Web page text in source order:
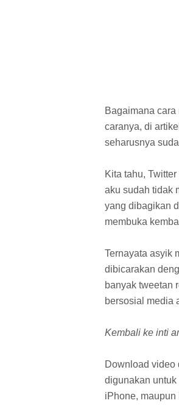
Bagaimana
caranya, di
seharusnya
Kita tahu,
aku sudah tidak
yang dibagikan
membuka
Ternayata asyik
dibicarakan
banyak tweetan
bersosial media
Kembali ke inti
Download video
digunakan
iPhone,